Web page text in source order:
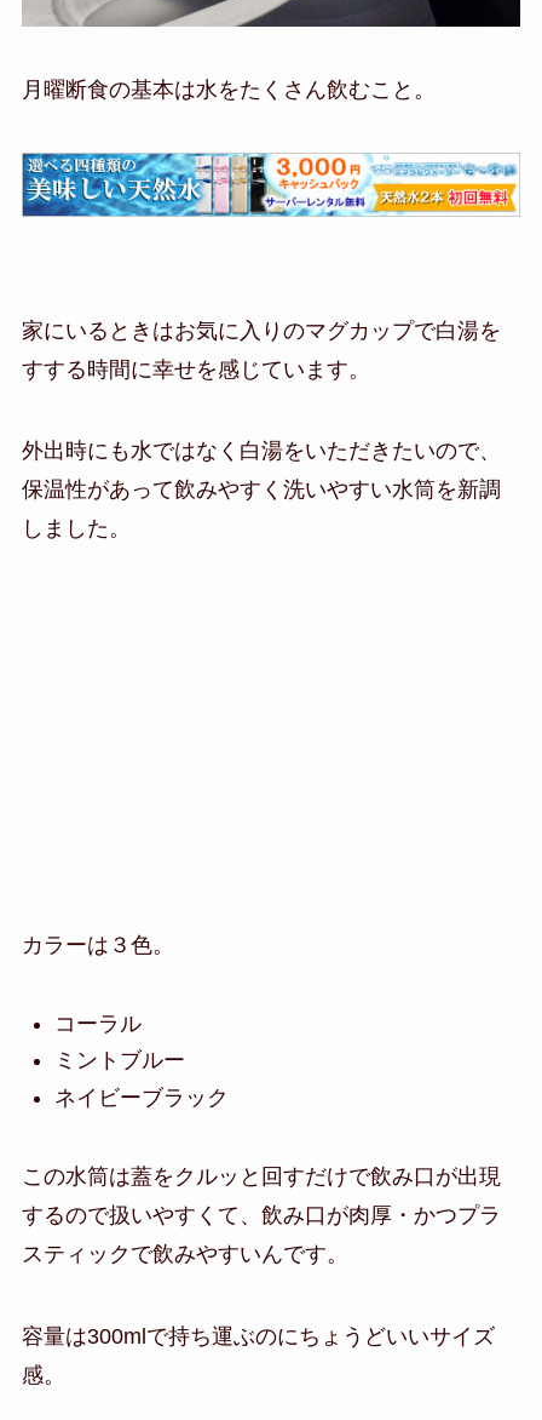
月曜断食の基本は水をたくさん飲むこと。
家にいるときはお気に入りのマグカップで白湯を
すする時間に幸せを感じています。
外出時にも水ではなく白湯をいただきたいので、
保温性があって飲みやすく洗いやすい水筒を新調
しました。
カラーは３色。
コーラル
ミントブルー
ネイビーブラック
この水筒は蓋をクルッと回すだけで飲み口が出現
するので扱いやすくて、飲み口が肉厚・かつプラ
スティックで飲みやすいんです。
容量は300mlで持ち運ぶのにちょうどいいサイズ
感。